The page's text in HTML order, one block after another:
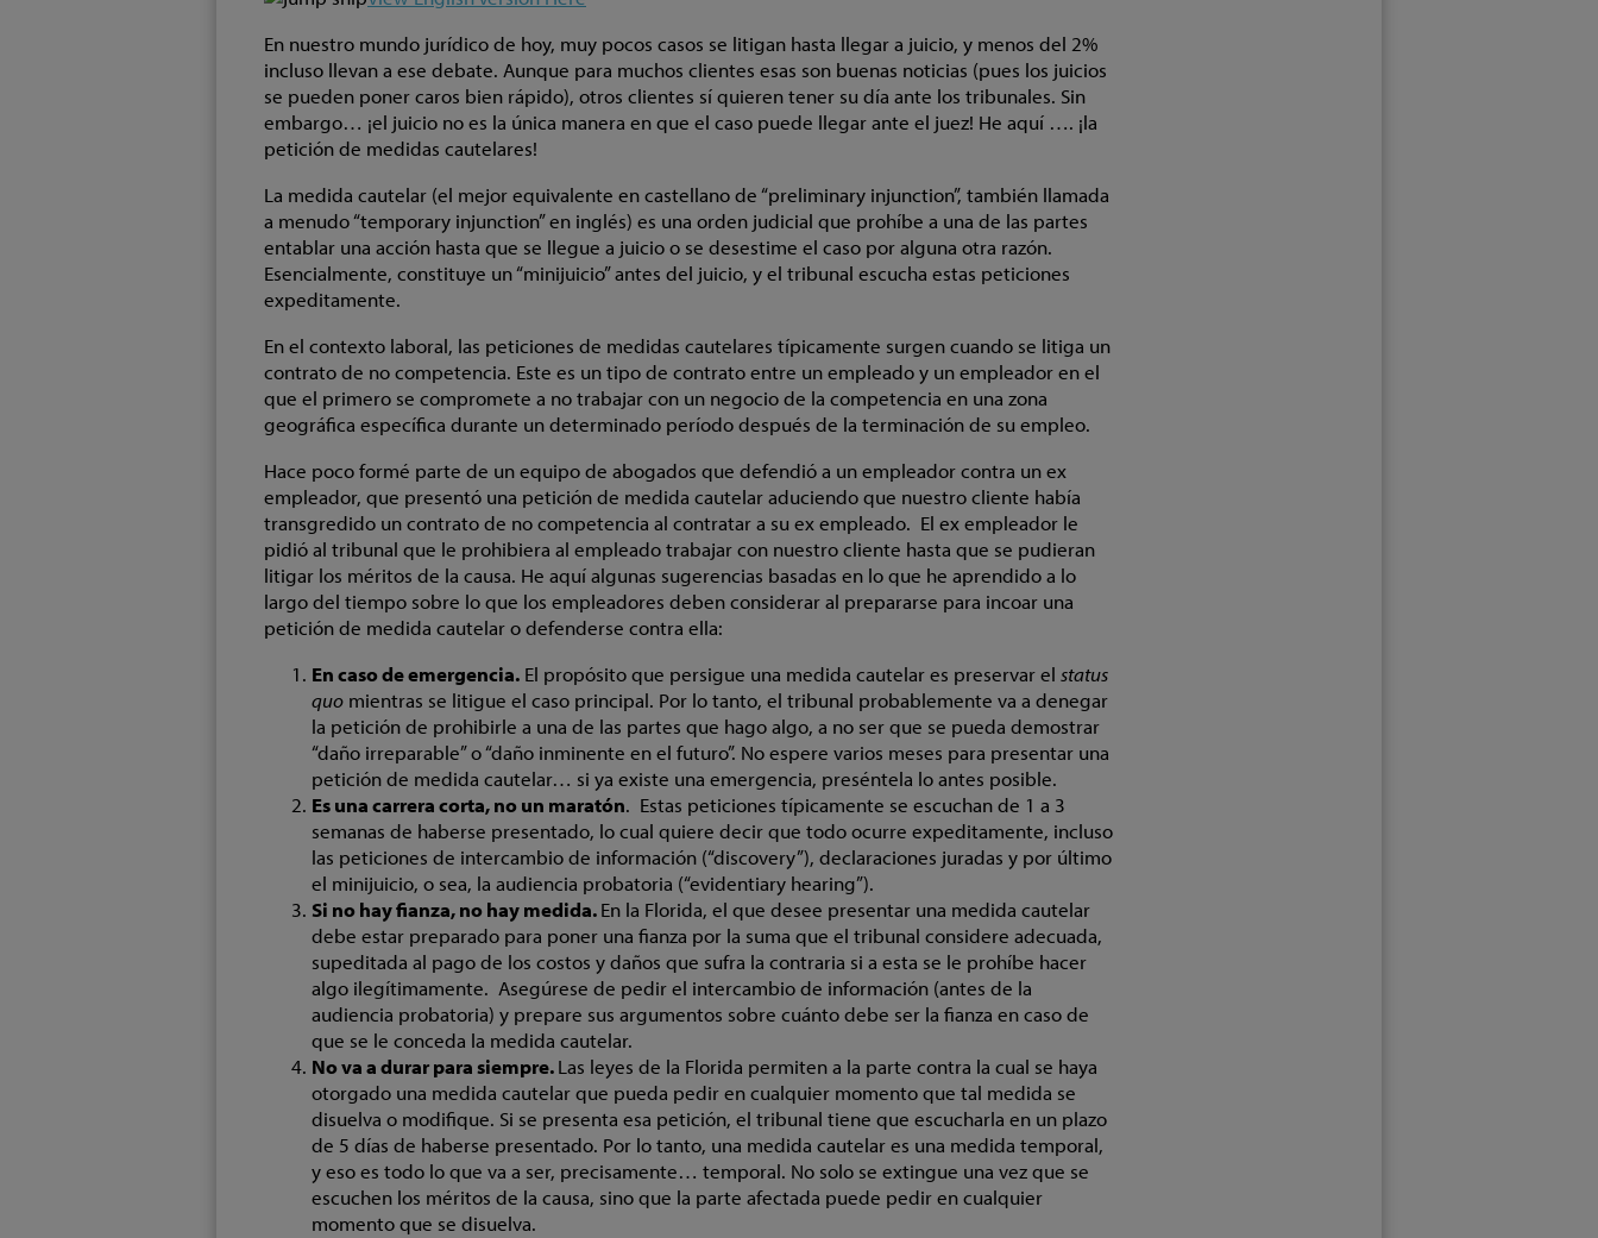
En nuestro mundo jurídico de hoy, muy pocos casos se litigan hasta llegar a juicio, y menos del 2%
incluso llevan a ese debate. Aunque para muchos clientes esas son buenas noticias (pues los juicios
se pueden poner caros bien rápido), otros clientes sí quieren tener su día ante los tribunales. Sin
embargo… ¡el juicio no es la única manera en que el caso puede llegar ante el juez! He aquí …. ¡la
petición de medidas cautelares!
La medida cautelar (el mejor equivalente en castellano de “preliminary injunction”, también llamada
a menudo “temporary injunction” en inglés) es una orden judicial que prohíbe a una de las partes
entablar una acción hasta que se llegue a juicio o se desestime el caso por alguna otra razón.
Esencialmente, constituye un “minijuicio” antes del juicio, y el tribunal escucha estas peticiones
expeditamente.
En el contexto laboral, las peticiones de medidas cautelares típicamente surgen cuando se litiga un
contrato de no competencia. Este es un tipo de contrato entre un empleado y un empleador en el
que el primero se compromete a no trabajar con un negocio de la competencia en una zona
geográfica específica durante un determinado período después de la terminación de su empleo.
Hace poco formé parte de un equipo de abogados que defendió a un empleador contra un ex
empleador, que presentó una petición de medida cautelar aduciendo que nuestro cliente había
transgredido un contrato de no competencia al contratar a su ex empleado. El ex empleador le
pidió al tribunal que le prohibiera al empleado trabajar con nuestro cliente hasta que se pudieran
litigar los méritos de la causa. He aquí algunas sugerencias basadas en lo que he aprendido a lo
largo del tiempo sobre lo que los empleadores deben considerar al prepararse para incoar una
petición de medida cautelar o defenderse contra ella:
En caso de emergencia. El propósito que persigue una medida cautelar es preservar el status
quo mientras se litigue el caso principal. Por lo tanto, el tribunal probablemente va a denegar
la petición de prohibirle a una de las partes que hago algo, a no ser que se pueda demostrar
“daño irreparable” o “daño inminente en el futuro”. No espere varios meses para presentar una
petición de medida cautelar… si ya existe una emergencia, preséntela lo antes posible.
Es una carrera corta, no un maratón. Estas peticiones típicamente se escuchan de 1 a 3
semanas de haberse presentado, lo cual quiere decir que todo ocurre expeditamente, incluso
las peticiones de intercambio de información (“discovery”), declaraciones juradas y por último
el minijuicio, o sea, la audiencia probatoria (“evidentiary hearing”).
Si no hay fianza, no hay medida.En la Florida, el que desee presentar una medida cautelar
debe estar preparado para poner una fianza por la suma que el tribunal considere adecuada,
supeditada al pago de los costos y daños que sufra la contraria si a esta se le prohíbe hacer
algo ilegítimamente. Asegúrese de pedir el intercambio de información (antes de la
audiencia probatoria) y prepare sus argumentos sobre cuánto debe ser la fianza en caso de
que se le conceda la medida cautelar.
No va a durar para siempre.Las leyes de la Florida permiten a la parte contra la cual se haya
otorgado una medida cautelar que pueda pedir en cualquier momento que tal medida se
disuelva o modifique. Si se presenta esa petición, el tribunal tiene que escucharla en un plazo
de 5 días de haberse presentado. Por lo tanto, una medida cautelar es una medida temporal,
y eso es todo lo que va a ser, precisamente… temporal. No solo se extingue una vez que se
escuchen los méritos de la causa, sino que la parte afectada puede pedir en cualquier
momento que se disuelva.